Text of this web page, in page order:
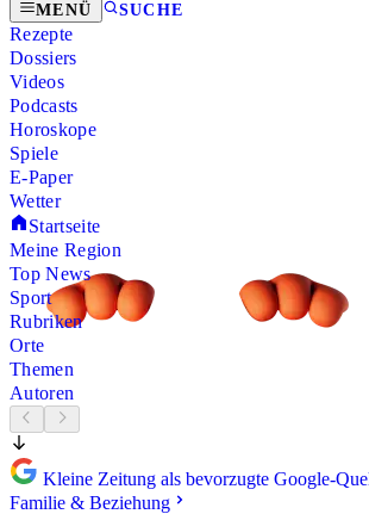
MENÜ SUCHE
Rezepte
Dossiers
Videos
Podcasts
Horoskope
Spiele
E-Paper
Wetter
Startseite
Meine Region
Top News
Sport
Rubriken
Orte
Themen
Autoren
Kleine Zeitung als bevorzugte Google-
Familie & Beziehung